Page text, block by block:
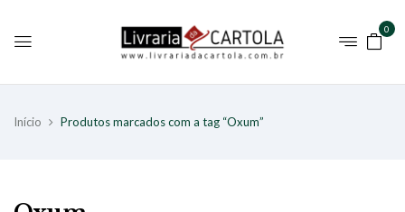
0
Início Produtos marcados com a tag “Oxum”